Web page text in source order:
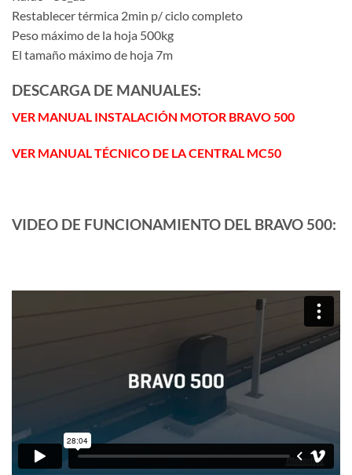
Restablecer térmica 2min p/ ciclo completo
Peso máximo de la hoja 500kg
El tamaño máximo de hoja 7m
DESCARGA DE MANUALES:
VER MANUAL INSTALACIÓN MOTOR BRAVO 500
VER MANUAL TÉCNICO DE LA CENTRAL MC50
VIDEO DE FUNCIONAMIENTO DEL BRAVO 500: